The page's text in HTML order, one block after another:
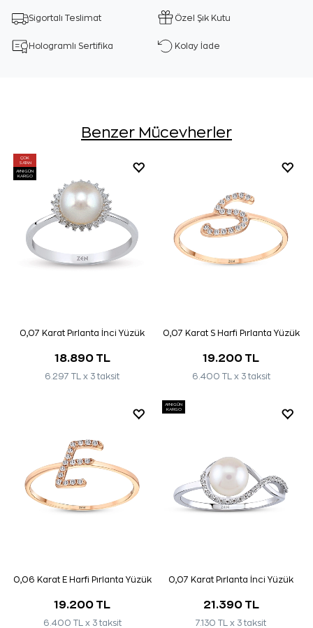
Sigortalı Teslimat Özel Şık Kutu
Hologramlı Sertifika Kolay İade
Benzer Mücevherler
ÇOK
SATAN
AYNI GÜN
KARGO
0,07 Karat Pırlanta İnci Yüzük
18.890 TL
6.297 TL x 3 taksit
0,07 Karat S Harfi Pırlanta Yüzük
19.200 TL
6.400 TL x 3 taksit
0,06 Karat E Harfi Pırlanta Yüzük
19.200 TL
6.400 TL x 3 taksit
AYNI GÜN
KARGO
0,07 Karat Pırlanta İnci Yüzük
21.390 TL
7.130 TL x 3 taksit